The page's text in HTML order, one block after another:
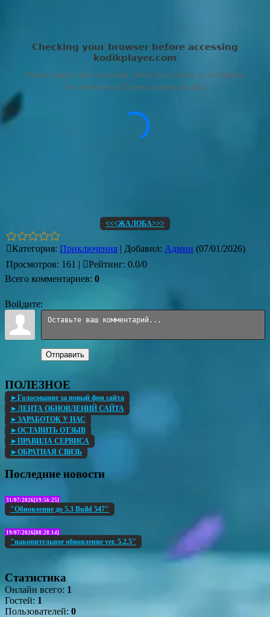
<<<ЖАЛОБА>>>
Категория: Приключения | Добавил: Админ (07/01/2026)
Просмотров: 161 | Рейтинг: 0.0/0
Всего комментариев: 0
Войдите:
Отправить
ПОЛЕЗНОЕ
►Голосование за новый фон сайта
►ЛЕНТА ОБНОВЛЕНИЙ САЙТА
►ЗАРАБОТОК У НАС
►ОСТАВИТЬ ОТЗЫВ
►ПРАВИЛА СЕРВИСА
►ОБРАТНАЯ СВЯЗЬ
Последние новости
31/07/2026[19:56:25]
"Обновление до 5.3 Build 547"
19/07/2026[08:28:14]
"накопительное обновление ver. 5.2.5"
Статистика
Онлайн всего: 1
Гостей: 1
Пользователей: 0